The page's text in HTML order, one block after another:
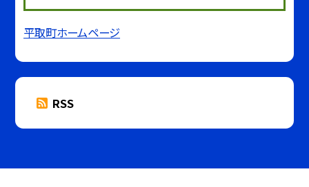
平取町ホームページ
RSS